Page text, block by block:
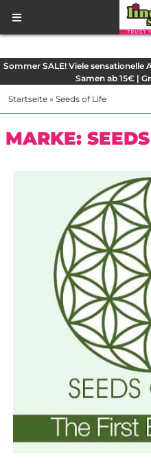
Sommer SALE! Viele sensationelle
Samen ab 15€ |
Startseite » Seeds of Life
MARKE: